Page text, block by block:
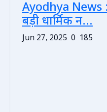
Ayodhya News
बड़ी धार्मिक न...
Jun 27, 2025 0 185